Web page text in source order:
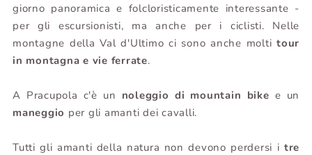
giorno panoramica e folcloristicamente interessante -
per gli escursionisti, ma anche per i ciclisti. Nelle
montagne della Val d'Ultimo ci sono anche molti tour
in montagna e vie ferrate.
A Pracupola c'è un noleggio di mountain bike e un
maneggio per gli amanti dei cavalli.
Tutti gli amanti della natura non devono perdersi i tre